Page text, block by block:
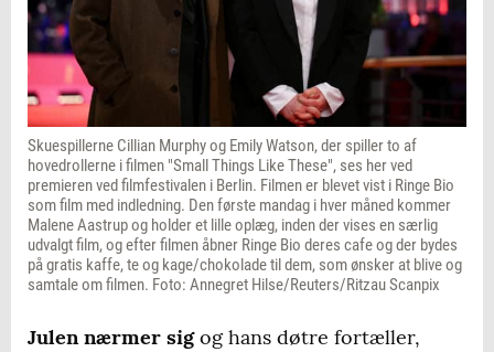
Skuespillerne Cillian Murphy og Emily Watson, der spiller to af
hovedrollerne i filmen "Small Things Like These", ses her ved
premieren ved filmfestivalen i Berlin. Filmen er blevet vist i Ringe Bio
som film med indledning. Den første mandag i hver måned kommer
Malene Aastrup og holder et lille oplæg, inden der vises en særlig
udvalgt film, og efter filmen åbner Ringe Bio deres cafe og der bydes
på gratis kaffe, te og kage/chokolade til dem, som ønsker at blive og
samtale om filmen. Foto: Annegret Hilse/Reuters/Ritzau Scanpix
Julen nærmer sigog hans døtre fortæller,